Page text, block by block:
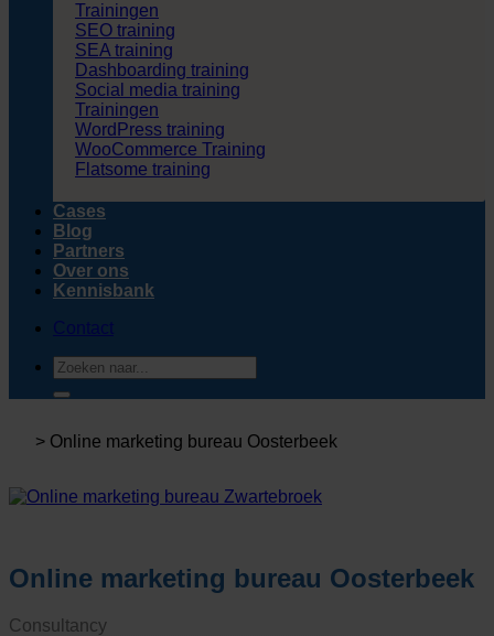
Trainingen
SEO training
SEA training
Dashboarding training
Social media training
Trainingen
WordPress training
WooCommerce Training
Flatsome training
Cases
Blog
Partners
Over ons
Kennisbank
Contact
Zoeken
naar:
> Online marketing bureau Oosterbeek
Online marketing bureau Oosterbeek
Consultancy